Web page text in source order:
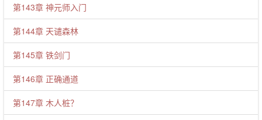
第143章 神元师入门
第144章 天谴森林
第145章 铁剑门
第146章 正确通道
第147章 木人桩？